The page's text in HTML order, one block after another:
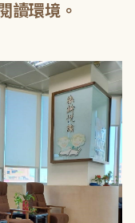
讀環境。